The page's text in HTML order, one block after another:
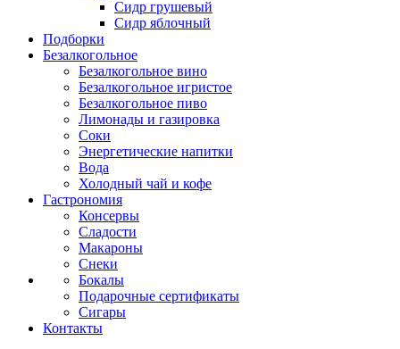
Сидр грушевый
Сидр яблочный
Подборки
Безалкогольное
Безалкогольное вино
Безалкогольное игристое
Безалкогольное пиво
Лимонады и газировка
Соки
Энергетические напитки
Вода
Холодный чай и кофе
Гастрономия
Консервы
Сладости
Макароны
Снеки
Бокалы
Подарочные сертификаты
Сигары
Контакты